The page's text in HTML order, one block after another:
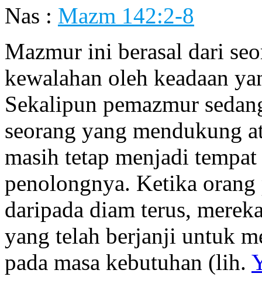
Nas : Mazm 142:2-8
Mazmur ini berasal dari
kewalahan oleh keadaan
Sekalipun pemazmur
seorang yang mendukung
masih tetap menjadi
penolongnya. Ketika orang
daripada diam terus,
yang telah berjanji untuk
pada masa kebutuhan (lih.